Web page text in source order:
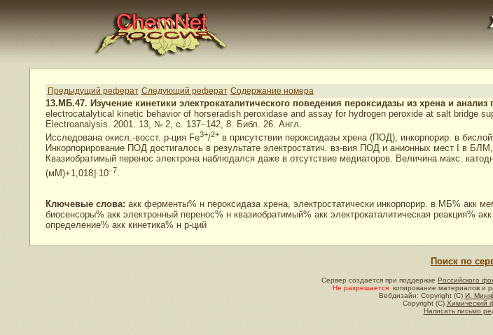
Предыдущий реферат Следующий реферат Содержание номера
13.МБ.47. Изучение кинетики электрокаталитического поведения пероксидазы из хрена и
electrocatalytical kinetic behavior of horseradish peroxidase and assay for hydrogen peroxide at salt bridge
Electroanalysis. 2001. 13, №2, с. 137–142, 8. Библ. 26. Англ.
Исследована окисл.-восст. р-ция Fe3+/2+в присутствии пероксидазы хрена (ПОД), инкорпорир. в
Инкорпорирование ПОД достигалось в результате электростатич. вз-вия ПОД и анионных мест I в
Квазиобратимый перенос электрона наблюдался даже в отсутствие медиаторов. Величина макс.
(мМ)+1,018]·10–7.
Ключевые слова: акк ферменты% н пероксидаза хрена, электростатически инкорпорир. в МБ% акк
биосенсоры% акк электронный перенос% н квазиобратимый% акк электрокаталитическая реакция%
определение% акк кинетика% н р-ций
Поиск по
Сервер создается при поддержке Российского
Не разрешается копирование материалов и
Вебдизайн: Copyright (C) И.
Copyright (C) Химический
Написать письмо